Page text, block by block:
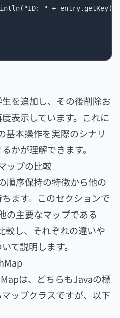
" + entry.getKey()
を追加し、その後削除お
表示しています。これに
本操作を実際のシナリ
かが理解できます。
ップの比較
順序保持の特徴から他の
ます。このセクションで
の主要なマップである
較し、それぞれの違いや
て説明します。
は、どちらもJavaの標
ップクラスですが、以下